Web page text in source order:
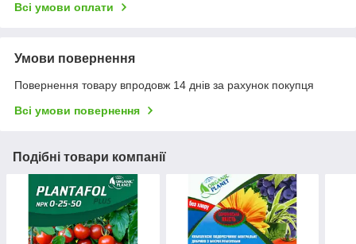
Всі умови оплати
Умови повернення
Повернення товару впродовж 14 днів за рахунок покупця
Всі умови повернення
Подібні товари компанії